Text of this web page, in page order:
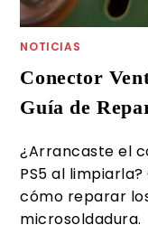
NOTICIAS
Conector
Guía de
¿Arrancaste el
PS5 al
cómo reparar
microsoldadura.